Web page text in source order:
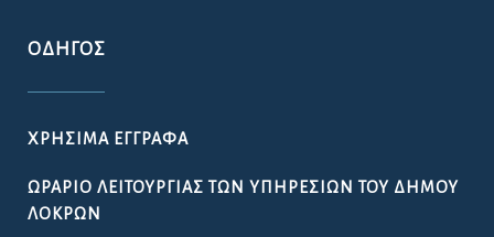
ΟΔΗΓΌΣ
ΧΡΉΣΙΜΑ ΈΓΓΡΑΦΑ
ΩΡΆΡΙΟ ΛΕΙΤΟΥΡΓΊΑΣ ΤΩΝ ΥΠΗΡΕΣΙΏΝ ΤΟΥ ΔΉΜΟΥ
ΛΟΚΡΏΝ